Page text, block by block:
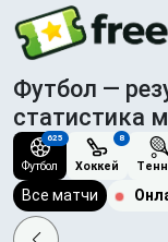
Футбол —
статистика
625
Футбол
8
Хоккей
Все матчи